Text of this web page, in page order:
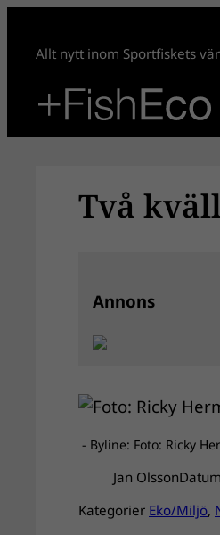
innehåll
Allt nytt inom Sportfiskets
Två
Annons
- Byline: Foto: Ricky
Jan Olsson
Kategorier Eko/Miljö,